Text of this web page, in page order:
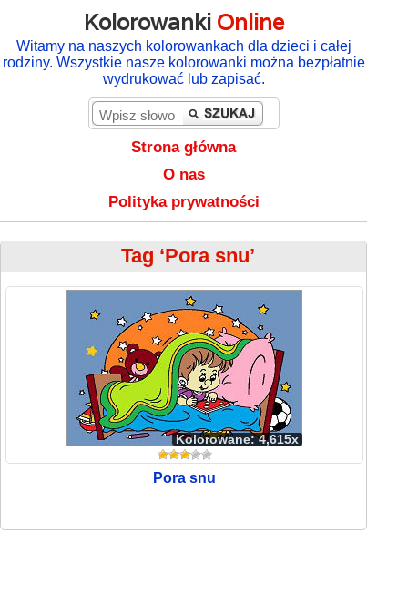
Kolorowanki Online
Witamy na naszych kolorowankach dla dzieci i całej
rodziny. Wszystkie nasze kolorowanki można bezpłatnie
wydrukować lub zapisać.
Strona główna
O nas
Polityka prywatności
Tag ‘Pora snu’
Kolorowane: 4,615x
Pora snu